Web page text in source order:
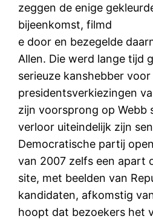
zeggen de enige
bijeenkomst, filmd
e door en bezegelde
Allen. Die werd lange tijd
serieuze kanshebber voor
presidentsverkiezingen
zijn voorsprong op Webb
verloor uiteindelijk zijn
Democratische partij
van 2007 zelfs een apart
site, met beelden van
kandidaten, afkomstig
hoopt dat bezoekers het